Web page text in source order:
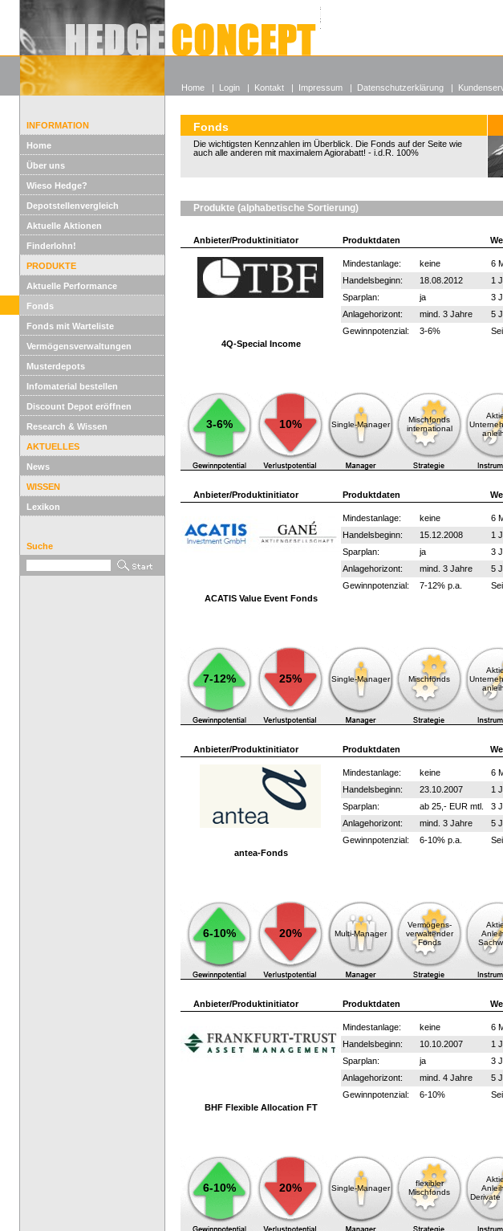
Alle offenen Fonds
Wieso Hedgefonds?
INFORMATION
Home
Über uns
Wieso Hedge?
Depotstellenvergleich
Aktuelle Aktionen
Finderlohn!
PRODUKTE
Aktuelle Performance
Fonds
Fonds mit Warteliste
Vermögensverwaltungen
Musterdepots
Infomaterial bestellen
Discount Depot eröffnen
Research & Wissen
AKTUELLES
News
WISSEN
Lexikon
Suche
Fonds
Die wichtigsten Kennzahlen im Überblick. Die Fonds auf der Seite wie
auch alle anderen mit maximalem Agiorabatt! - i.d.R. 100%
Produkte (alphabetische Sortierung)
Anbieter/Produktinitiator Produktdaten
4Q-Special Income
Mindestanlage: keine 6
Handelsbeginn:
18.08.2012 1
Sparplan:
ja 3
Anlagehorizont:
mind. 3 Jahre 5
Gewinnpotenzial:
3-6%
3-6% 10% Single-Manager
Mischfonds
international
Anbieter/Produktinitiator Produktdaten
ACATIS Value Event Fonds
Mindestanlage: keine 6
Handelsbeginn:
15.12.2008 1
Sparplan:
ja 3
Anlagehorizont:
mind. 3 Jahre 5
Gewinnpotenzial:
7-12% p.a.
7-12% 25% Single-Manager Mischfonds
Anbieter/Produktinitiator Produktdaten
antea-Fonds
Mindestanlage: keine 6
Handelsbeginn:
23.10.2007 1
Sparplan:
ab 25,- EUR mtl. 3
Anlagehorizont:
mind. 3 Jahre 5
Gewinnpotenzial:
6-10% p.a.
6-10% 20% Multi-Manager
Vermögens-
verwaltender
Fonds
Anbieter/Produktinitiator Produktdaten
BHF Flexible Allocation FT
Mindestanlage: keine 6
Handelsbeginn:
10.10.2007 1
Sparplan:
ja 3
Anlagehorizont:
mind. 4 Jahre 5
Gewinnpotenzial:
6-10%
6-10% 20% Single-Manager
flexibler
Mischfonds
Derivate
Home | Login | Kontakt | Impressum | Datenschutzerklärung |